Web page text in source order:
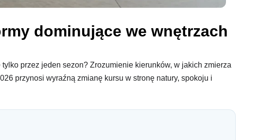
dominujące we wnętrzach
przez jeden sezon? Zrozumienie kierunków, w jakich zmierza
przynosi wyraźną zmianę kursu w stronę natury, spokoju i